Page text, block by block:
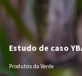
Estudo de caso
Produtos da Verde